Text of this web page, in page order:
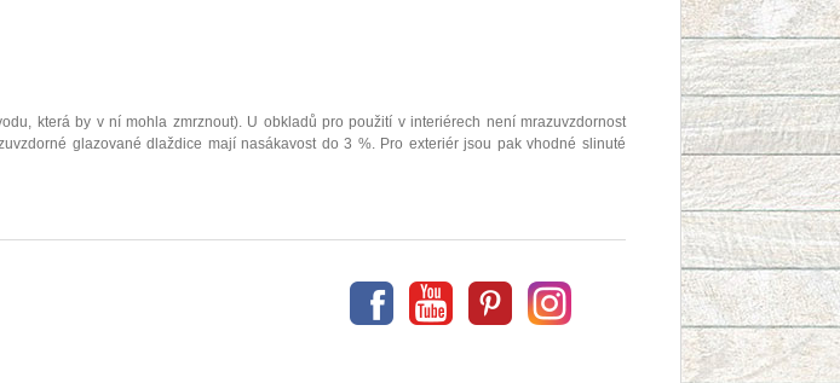
která by v ní mohla zmrznout). U obkladů pro použití v interiérech není mrazuvzdornost
glazované dlaždice mají nasákavost do 3 %. Pro exteriér jsou pak vhodné slinuté